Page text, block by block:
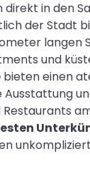
in den
der Stadt
langen
und
bieten einen